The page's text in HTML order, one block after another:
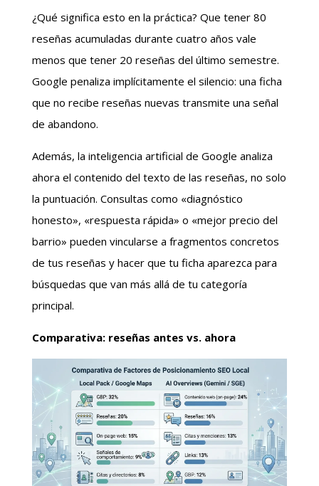
¿Qué significa esto en la práctica? Que tener 80
reseñas acumuladas durante cuatro años vale
menos que tener 20 reseñas del último semestre.
Google penaliza implícitamente el silencio: una ficha
que no recibe reseñas nuevas transmite una señal
de abandono.
Además, la inteligencia artificial de Google analiza
ahora el contenido del texto de las reseñas, no solo
la puntuación. Consultas como «diagnóstico
honesto», «respuesta rápida» o «mejor precio del
barrio» pueden vincularse a fragmentos concretos
de tus reseñas y hacer que tu ficha aparezca para
búsquedas que van más allá de tu categoría
principal.
Comparativa: reseñas antes vs. ahora